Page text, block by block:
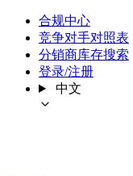
合规中心
竞争对手对照表
分销商库存搜索
登录/注册
中文